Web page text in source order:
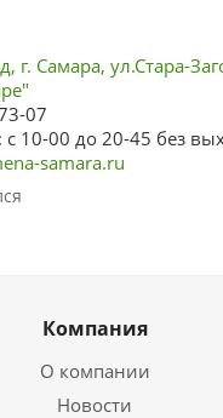
г. Самара, ул.Стара-
07
с 10-00 до 20-45 без
samara.ru
Компания
О компании
Новости